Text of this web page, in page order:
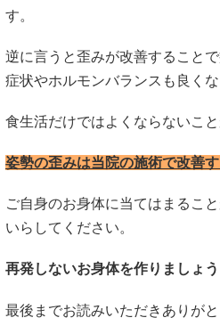
す。
逆に言うと歪みが改善すること
症状やホルモンバランスも良くな
食生活だけではよくならないこと
姿勢の歪みは当院の施術で改善す
ご自身のお身体に当てはまるこ
いらしてください。
再発しないお身体を作りましょう
最後までお読みいただきありがと